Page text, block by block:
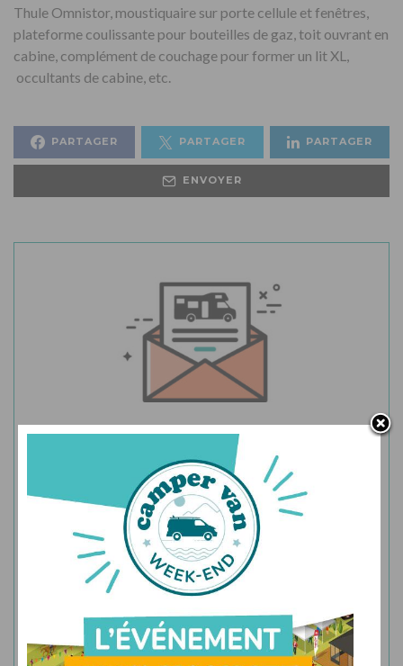
Thule Omnistor, moustiquaire sur porte cellule et fenêtres,
plateforme coulissante pour bouteilles de gaz, toit ouvrant en
cabine, complément de couchage pour former un lit XL,
occultants de cabine, etc.
PARTAGER PARTAGER PARTAGER
ENVOYER
Abonnez-vous à la newsletter
Recevez le meilleur de l’actualité du camping-car
neuf directement dans votre boîte mail.
JE M'ABONNE